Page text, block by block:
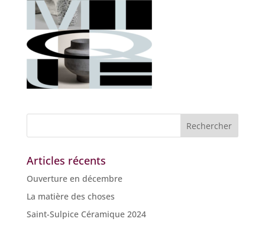
Articles récents
Ouverture en décembre
La matière des choses
Saint-Sulpice Céramique 2024